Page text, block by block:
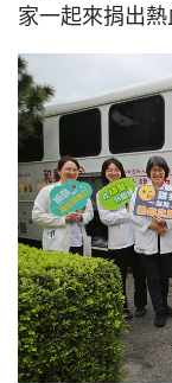
家一起來捐出